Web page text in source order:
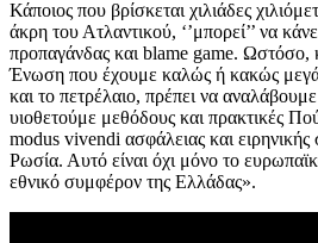
Κάποιος που βρίσκεται χιλιάδες
άκρη του Ατλαντικού, ‘’μπορεί’’ να
προπαγάνδας και blame game. Ωστόσο,
Ένωση που έχουμε καλώς ή κακώς
και το πετρέλαιο, πρέπει να
υιοθετούμε μεθόδους και πρακτικές
modus vivendi ασφάλειας και
Ρωσία. Αυτό είναι όχι μόνο το
εθνικό συμφέρον της Ελλάδας».